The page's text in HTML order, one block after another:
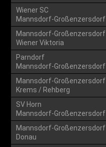
Wiener SC
Mannsdorf-Großenzersdorf
Mannsdorf-Großenzersdorf
Wiener Viktoria
Parndorf
Mannsdorf-Großenzersdorf
Mannsdorf-Großenzersdorf
Krems / Rehberg
SV Horn
Mannsdorf-Großenzersdorf
Mannsdorf-Großenzersdorf
Donau